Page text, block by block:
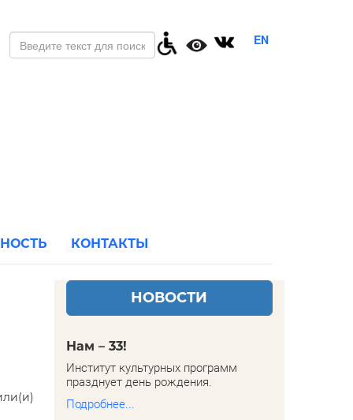
EN
КОНТАКТЫ
НОВОСТИ
Нам – 33!
Институт культурных программ
празднует день рождения.
Подробнее...